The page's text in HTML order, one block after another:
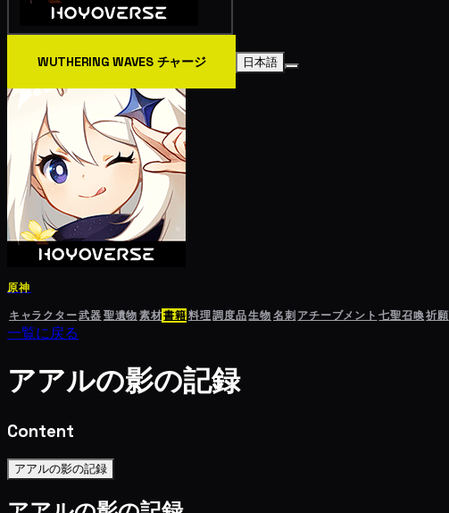
WUTHERING WAVES チャージ 日本語
原神
キャラクター武器聖遺物素材書籍料理調度品生物名刺 アチーブメント 七聖召喚祈願
一覧に戻る
アアルの影の記録
Content
アアルの影の記録